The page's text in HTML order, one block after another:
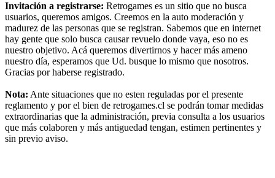
Invitación a registrarse: Retrogames es un sitio que no busca
usuarios, queremos amigos. Creemos en la auto moderación y
madurez de las personas que se registran. Sabemos que en internet
hay gente que solo busca causar revuelo donde vaya, eso no es
nuestro objetivo. Acá queremos divertirnos y hacer más ameno
nuestro día, esperamos que Ud. busque lo mismo que nosotros.
Gracias por haberse registrado.
Nota: Ante situaciones que no esten reguladas por el presente
reglamento y por el bien de retrogames.cl se podrán tomar medidas
extraordinarias que la administración, previa consulta a los usuarios
que más colaboren y más antiguedad tengan, estimen pertinentes y
sin previo aviso.